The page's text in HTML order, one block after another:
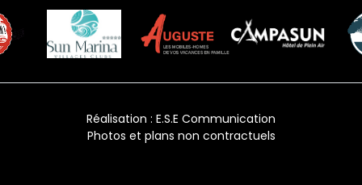
Réalisation : E.S.E Communication
Photos et plans non contractuels